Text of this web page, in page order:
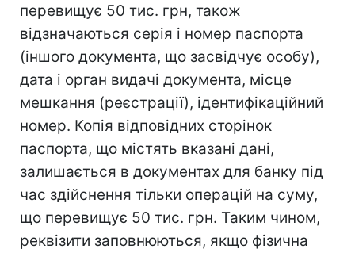
перевищує 50 тис. грн, також
відзначаються серія і номер паспорта
(іншого документа, що засвідчує особу),
дата і орган видачі документа, місце
мешкання (реєстрації), ідентифікаційний
номер. Копія відповідних сторінок
паспорта, що містять вказані дані,
залишається в документах для банку під
час здійснення тільки операцій на суму,
що перевищує 50 тис. грн. Таким чином,
реквізити заповнюються, якщо фізична